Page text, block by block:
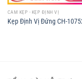
CAM KẸP - KẸP ĐỊNH VỊ
Kẹp Định Vị Đứng CH-